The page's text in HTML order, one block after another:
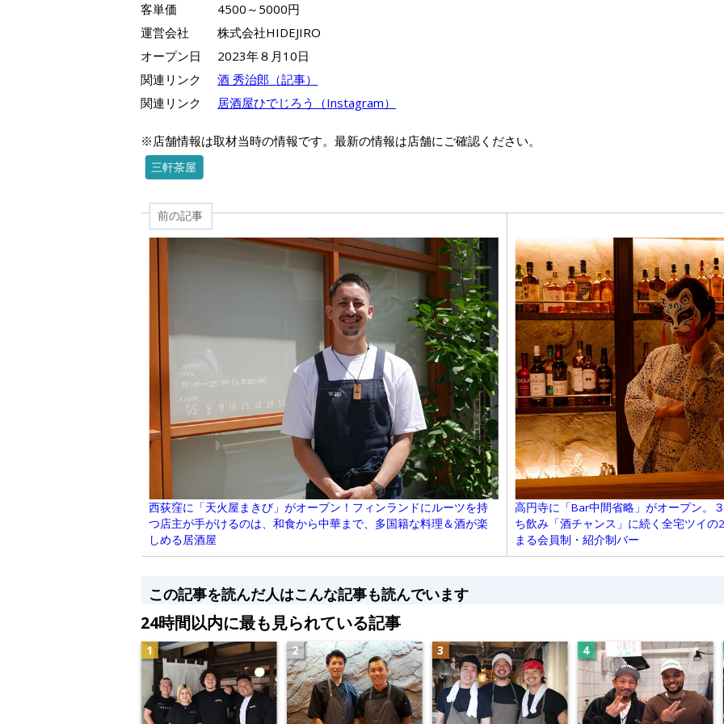
客単価
4500～5000円
運営会社
株式会社HIDEJIRO
オープン日
2023年８月10日
関連リンク
酒 秀治郎（記事）
関連リンク
居酒屋ひでじろう（Instagram）
※店舗情報は取材当時の情報です。最新の情報は店舗にご確認ください。
三軒茶屋
前の記事
西荻窪に「天火屋まきび」がオープン！フィンランドにルーツを持
つ店主が手がけるのは、和食から中華まで、多国籍な料理＆酒が楽
しめる居酒屋
高円寺に「Bar中間省略」がオープン。
ち飲み「酒チャンス」に続く全宅ツイ
まる会員制・紹介制バー
この記事を読んだ人はこんな記事も読んでいます
24時間以内に最も見られている記事